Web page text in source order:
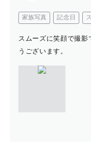
家族写真 記念日
スムーズに笑顔で撮影
うございます。